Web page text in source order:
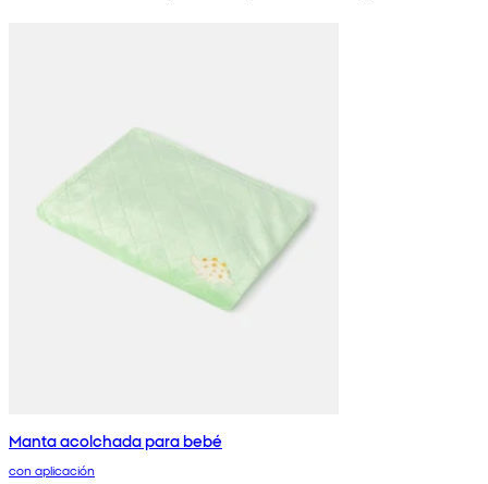
Manta acolchada para bebé
con aplicación